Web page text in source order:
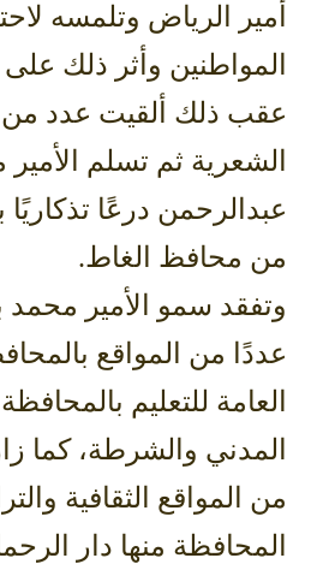
أمير الرياض وتلمسه
المواطنين وأثر ذلك
عقب ذلك ألقيت عدد من
الشعرية ثم تسلم
عبدالرحمن درعًا تذكاريًا
من محافظ الغاط.
وتفقد سمو الأمير
عددًا من المواقع
العامة للتعليم
المدني والشرطة، كما
من المواقع الثقافية
المحافظة منها دار